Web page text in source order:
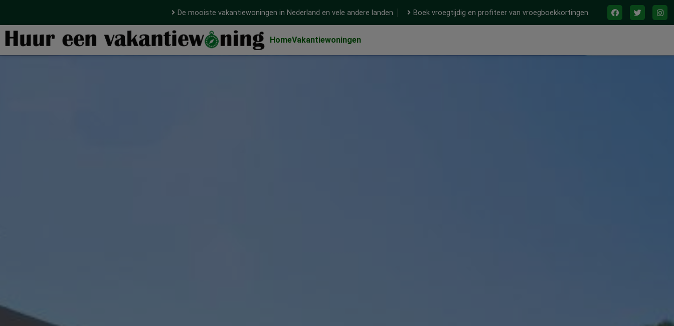
De mooiste vakantiewoningen in Nederland en vele andere landen Boek vroegtijdig en profiteer van vroegboekkortingen
HomeVakantiewoningen